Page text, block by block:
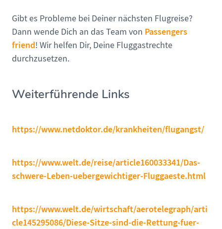
Gibt es Probleme bei Deiner nächsten Flugreise?
Dann wende Dich an das Team von Passengers
friend! Wir helfen Dir, Deine Fluggastrechte
durchzusetzen.
Weiterführende Links
https://www.netdoktor.de/krankheiten/flugangst/
https://www.welt.de/reise/article160033341/Das-
schwere-Leben-uebergewichtiger-Fluggaeste.html
https://www.welt.de/wirtschaft/aerotelegraph/arti
cle145295086/Diese-Sitze-sind-die-Rettung-fuer-